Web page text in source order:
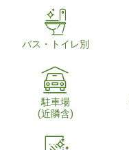
バス・トイレ別
駐車場
(近隣含)